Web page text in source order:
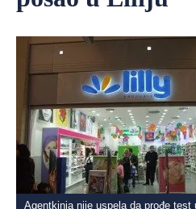
Agentkinja nije uspela da prođe test